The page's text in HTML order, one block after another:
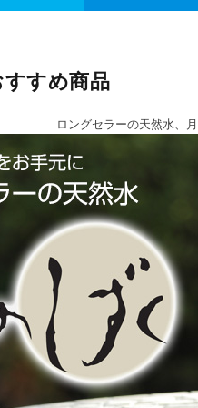
すめ商品
ロングセラーの天然水、